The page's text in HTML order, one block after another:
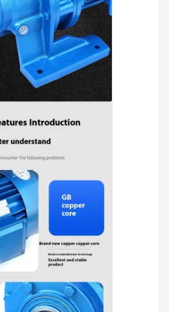
Προϊόντα Βίντεο
Σχετικά Με
Εμάς
Τώρα
καλωδίων